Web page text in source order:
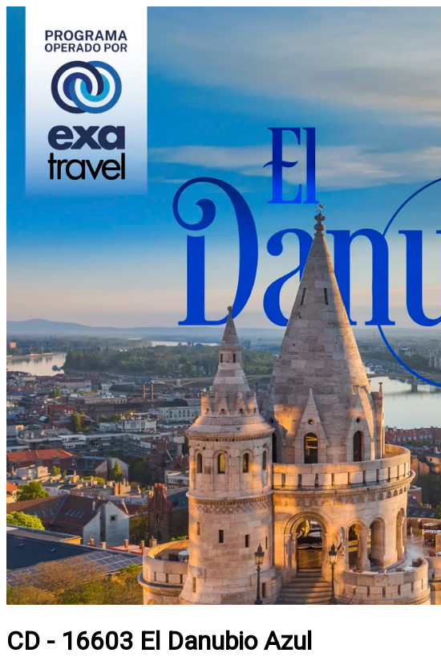
CD - 16603 El Danubio Azul